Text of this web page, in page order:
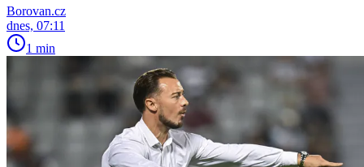
Borovan.cz
dnes, 07:11
1 min